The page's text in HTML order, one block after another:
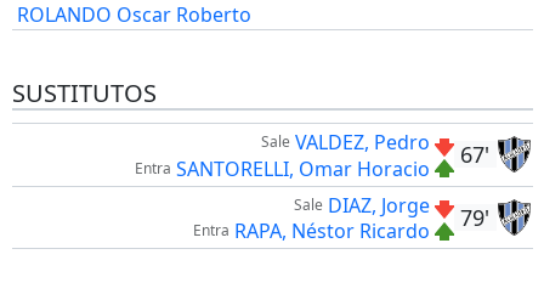
ROLANDO Oscar Roberto
SUSTITUTOS
67'
Sale VALDEZ, Pedro
Entra SANTORELLI, Omar Horacio
79'
Sale DIAZ, Jorge
Entra RAPA, Néstor Ricardo